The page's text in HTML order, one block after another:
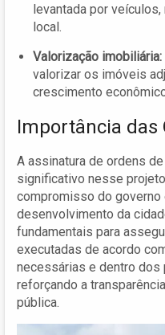
levantada por
local.
Valorização imobiliária:
valorizar os imóveis
crescimento
Importância das
A assinatura de ordens
significativo nesse
compromisso do governo
desenvolvimento da
fundamentais para
executadas de acordo
necessárias e dentro
reforçando a
pública.